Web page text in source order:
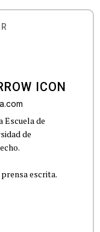
Escuela de
de
escrita.